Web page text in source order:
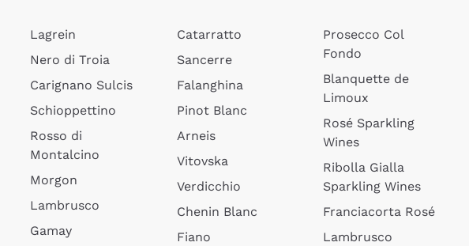
Lagrein
Nero di Troia
Carignano Sulcis
Schioppettino
Rosso di
Montalcino
Morgon
Lambrusco
Gamay
Catarratto
Sancerre
Falanghina
Pinot Blanc
Arneis
Vitovska
Verdicchio
Chenin Blanc
Fiano
Prosecco Col
Fondo
Blanquette de
Limoux
Rosé Sparkling
Wines
Ribolla Gialla
Sparkling Wines
Franciacorta Rosé
Lambrusco